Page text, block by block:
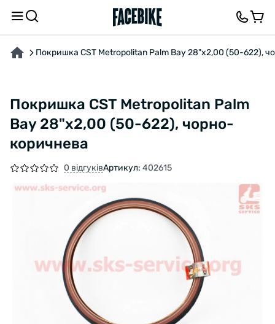
Покришка CST Metropolitan Palm Bay 28"x2,00 (50-622),
Покришка CST Metropolitan Palm
Bay 28"x2,00 (50-622), чорно-
коричнева
0 відгуківАртикул: 402615
ПРО ТОВАР ХАРАКТЕРИСТИКИОПИС ВІДГУКИ ТА ЗАПИТАННЯ